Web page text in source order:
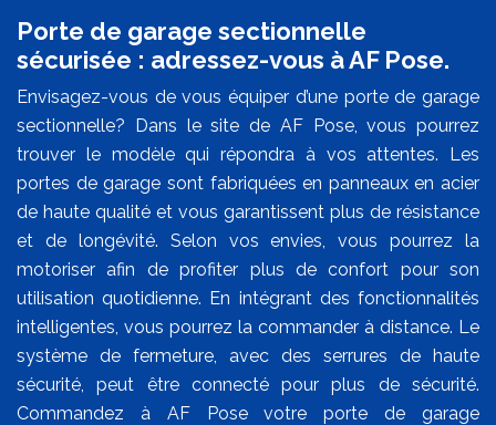
Porte de garage sectionnelle
sécurisée : adressez-vous à AF Pose.
Envisagez-vous de vous équiper d’une porte de garage
sectionnelle? Dans le site de AF Pose, vous pourrez
trouver le modèle qui répondra à vos attentes. Les
portes de garage sont fabriquées en panneaux en acier
de haute qualité et vous garantissent plus de résistance
et de longévité. Selon vos envies, vous pourrez la
motoriser afin de profiter plus de confort pour son
utilisation quotidienne. En intégrant des fonctionnalités
intelligentes, vous pourrez la commander à distance. Le
système de fermeture, avec des serrures de haute
sécurité, peut être connecté pour plus de sécurité.
Commandez à AF Pose votre porte de garage